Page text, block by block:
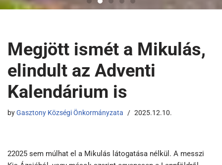
Megjött ismét a Mikulás,
elindult az Adventi
Kalendárium is
byGasztony Községi Önkormányzata 2025.12.10.
22025 sem múlhat el a Mikulás látogatása nélkül. A messzi